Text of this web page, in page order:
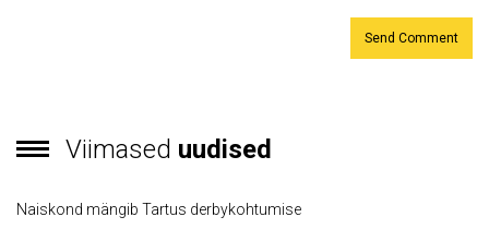
Viimased uudised
Naiskond mängib Tartus derbykohtumise